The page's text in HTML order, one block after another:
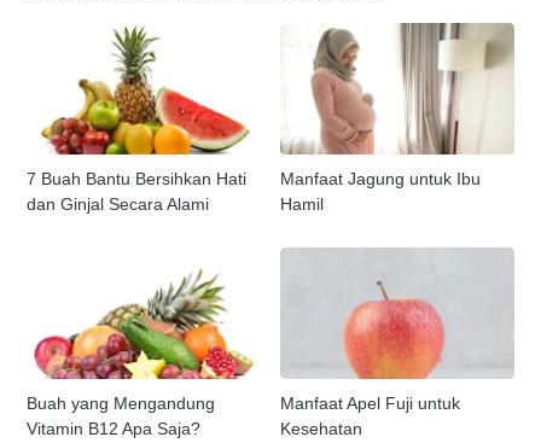
7 Buah Bantu Bersihkan Hati
dan Ginjal Secara Alami
Manfaat Jagung untuk Ibu
Hamil
Buah yang Mengandung
Vitamin B12 Apa Saja?
Manfaat Apel Fuji untuk
Kesehatan